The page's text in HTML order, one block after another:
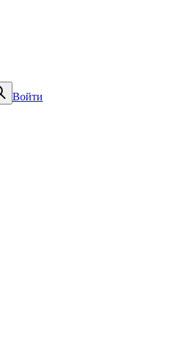
Войти